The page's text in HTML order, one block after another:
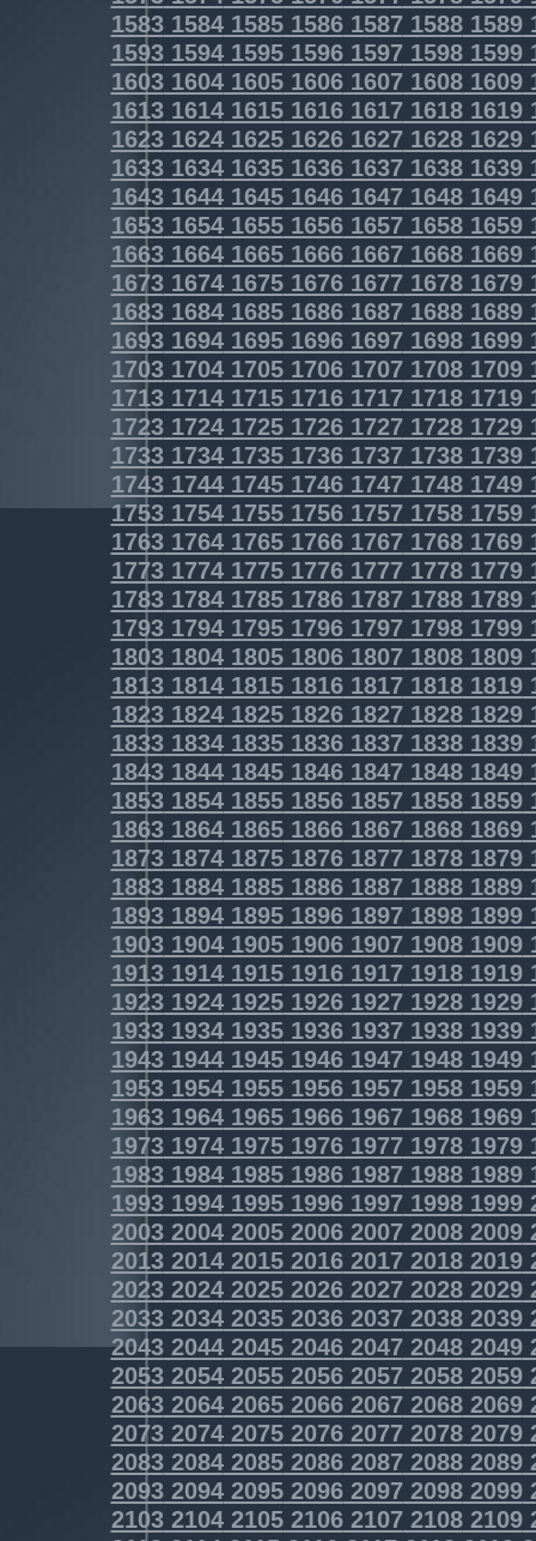
1583158415851586158715881589
1593159415951596159715981599
1603160416051606160716081609
1613161416151616161716181619
1623162416251626162716281629
1633163416351636163716381639
1643164416451646164716481649
1653165416551656165716581659
1663166416651666166716681669
1673167416751676167716781679
1683168416851686168716881689
1693169416951696169716981699
1703170417051706170717081709
1713171417151716171717181719
1723172417251726172717281729
1733173417351736173717381739
1743174417451746174717481749
1753175417551756175717581759
1763176417651766176717681769
1773177417751776177717781779
1783178417851786178717881789
1793179417951796179717981799
1803180418051806180718081809
1813181418151816181718181819
1823182418251826182718281829
1833183418351836183718381839
1843184418451846184718481849
1853185418551856185718581859
1863186418651866186718681869
1873187418751876187718781879
1883188418851886188718881889
1893189418951896189718981899
1903190419051906190719081909
1913191419151916191719181919
1923192419251926192719281929
1933193419351936193719381939
1943194419451946194719481949
1953195419551956195719581959
1963196419651966196719681969
1973197419751976197719781979
1983198419851986198719881989
1993199419951996199719981999
2003200420052006200720082009
2013201420152016201720182019
2023202420252026202720282029
2033203420352036203720382039
2043204420452046204720482049
2053205420552056205720582059
2063206420652066206720682069
2073207420752076207720782079
2083208420852086208720882089
2093209420952096209720982099
2103210421052106210721082109